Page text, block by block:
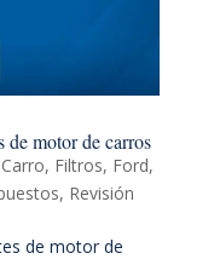
de motor de carros
Carro, Filtros, Ford,
, Revisión
de motor de